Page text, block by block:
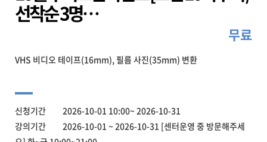
선착순 3명…
무료
VHS 비디오 테이프(16mm), 필름 사진(35mm) 변환
신청기간 2026-10-01 10:00~ 2026-10-31
강의기간 2026-10-01 ~ 2026-10-31 [센터운영 중 방문해주세